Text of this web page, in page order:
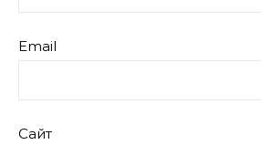
Email
Сайт